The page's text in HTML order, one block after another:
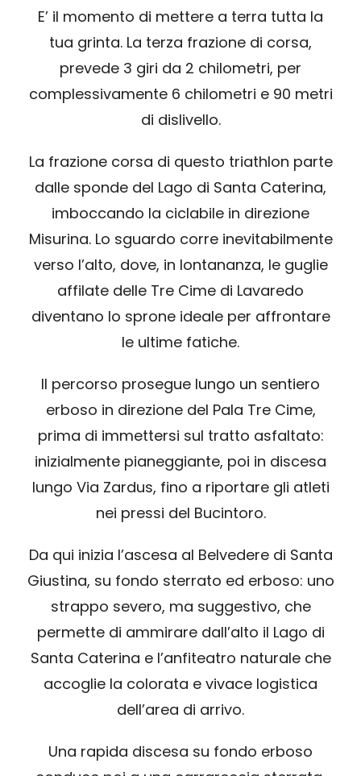
MERCHANDISING
CLASSIFICHE
E’ il momento di mettere a terra tutta la
tua grinta. La terza frazione di corsa,
prevede 3 giri da 2 chilometri, per
complessivamente 6 chilometri e 90 metri
di dislivello.
La frazione corsa di questo triathlon parte
dalle sponde del Lago di Santa Caterina,
imboccando la ciclabile in direzione
Misurina. Lo sguardo corre inevitabilmente
verso l’alto, dove, in lontananza, le guglie
affilate delle Tre Cime di Lavaredo
diventano lo sprone ideale per affrontare
le ultime fatiche.
Il percorso prosegue lungo un sentiero
erboso in direzione del Pala Tre Cime,
prima di immettersi sul tratto asfaltato:
inizialmente pianeggiante, poi in discesa
lungo Via Zardus, fino a riportare gli atleti
nei pressi del Bucintoro.
Da qui inizia l’ascesa al Belvedere di Santa
Giustina, su fondo sterrato ed erboso: uno
strappo severo, ma suggestivo, che
permette di ammirare dall’alto il Lago di
Santa Caterina e l’anfiteatro naturale che
accoglie la colorata e vivace logistica
dell’area di arrivo.
Una rapida discesa su fondo erboso